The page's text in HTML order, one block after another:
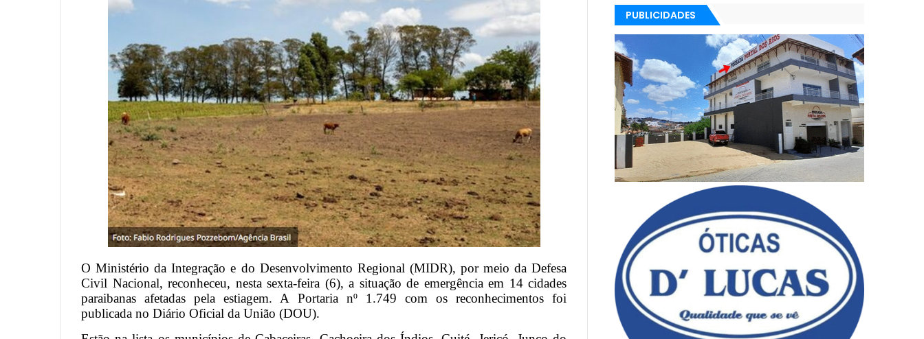
O Ministério da Integração e do Desenvolvimento Regional (MIDR), por meio da Defesa
Civil Nacional, reconheceu, nesta sexta-feira (6), a situação de emergência em 14 cidades
paraibanas afetadas pela estiagem. A Portaria nº 1.749 com os reconhecimentos foi
publicada no Diário Oficial da União (DOU).
PUBLICIDADES